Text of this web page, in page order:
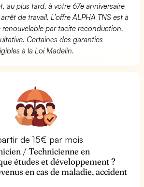
au plus tard, à votre 67e anniversaire
de travail. L’offre ALPHA TNS est à
par tacite reconduction.
Certaines des garanties
à la Loi Madelin.
de 15€ par mois
/ Technicienne en
études et développement ?
en cas de maladie, accident